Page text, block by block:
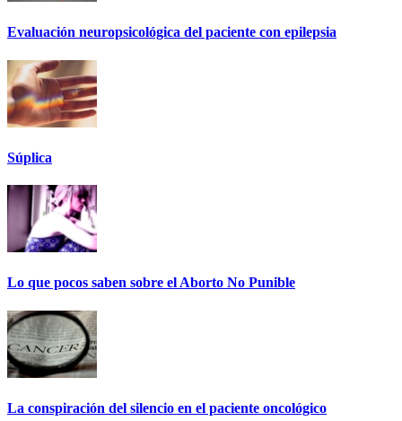
Evaluación neuropsicológica del paciente con epilepsia
Súplica
Lo que pocos saben sobre el Aborto No Punible
La conspiración del silencio en el paciente oncológico